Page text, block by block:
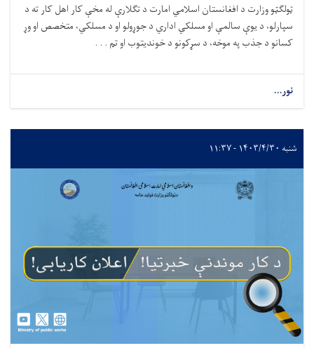
ټولګټو وزارت د افغانستان اسلامي امارت د تګلارې له مخې کار اهل کار ته د
سپارلو، د یوې سالمې او مسلکي اداري د جوړولو او د مسلکي، متخصص او وړ
کسانو د جذب په موخه، د سړکونو د خوندیتوب او تم . . .
نور...
شنبه ۱۴۰۳/۴/۳۰ - ۱۱:۳۷